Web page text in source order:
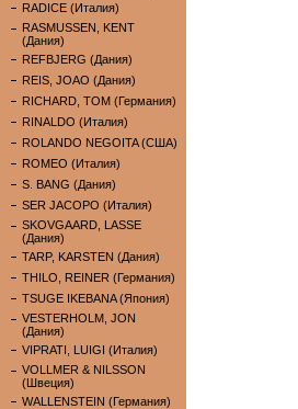
RADICE (Италия)
RASMUSSEN, KENT
(Дания)
REFBJERG (Дания)
REIS, JOAO (Дания)
RICHARD, TOM (Германия)
RINALDO (Италия)
ROLANDO NEGOITA (США)
ROMEO (Италия)
S. BANG (Дания)
SER JACOPO (Италия)
SKOVGAARD, LASSE
(Дания)
TARP, KARSTEN (Дания)
THILO, REINER (Германия)
TSUGE IKEBANA (Япония)
VESTERHOLM, JON
(Дания)
VIPRATI, LUIGI (Италия)
VOLLMER & NILSSON
(Швеция)
WALLENSTEIN (Германия)